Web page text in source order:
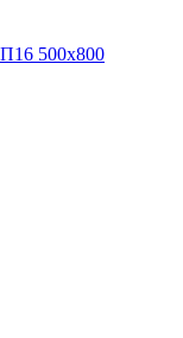
500х800